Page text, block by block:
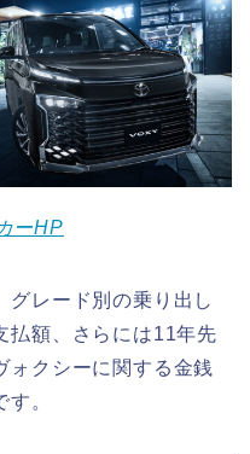
ーHP
グレード別の乗り出し
払額、さらには11年先
ォクシーに関する金銭
。